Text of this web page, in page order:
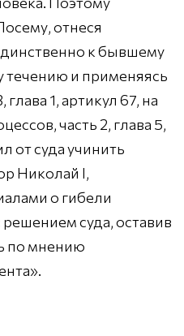
отнеся
к бывшему
и применяясь
1, артикул 67, на
часть 2, глава 5,
от суда учинить
Николай I,
о гибели
суда, оставив
по мнению